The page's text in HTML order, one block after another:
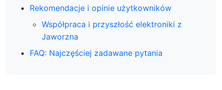
Rekomendacje i opinie użytkowników
Współpraca i przyszłość elektroniki z
Jaworzna
FAQ: Najczęściej zadawane pytania